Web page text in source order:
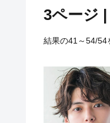
3ページ
結果の41～54/54